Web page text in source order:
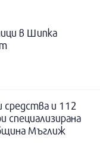
в Шипка
средства и 112
специализирана
Мъглиж